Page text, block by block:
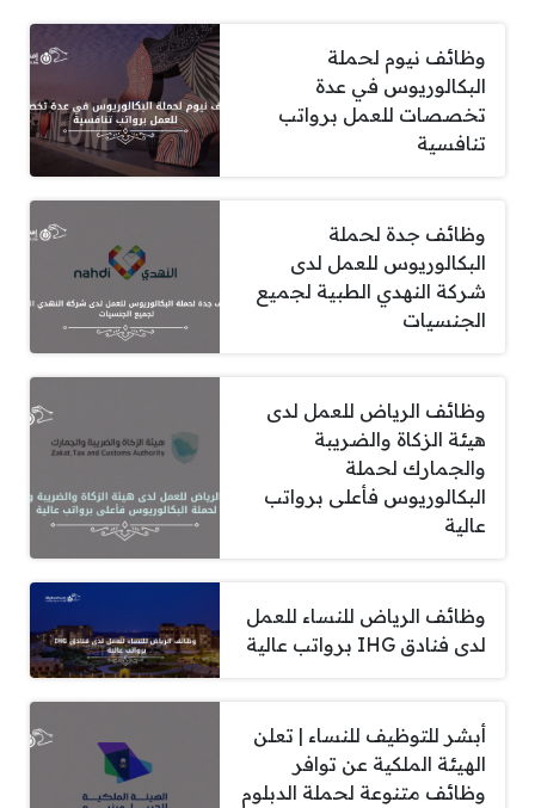
وظائف نيوم لحملة
البكالوريوس في عدة
تخصصات للعمل برواتب
تنافسية
وظائف جدة لحملة
البكالوريوس للعمل لدى
شركة النهدي الطبية لجميع
الجنسيات
وظائف الرياض للعمل لدى
هيئة الزكاة والضريبة
والجمارك لحملة
البكالوريوس فأعلى برواتب
عالية
وظائف الرياض للنساء للعمل
لدى فنادق IHG برواتب عالية
أبشر للتوظيف للنساء | تعلن
الهيئة الملكية عن توافر
وظائف متنوعة لحملة الدبلوم